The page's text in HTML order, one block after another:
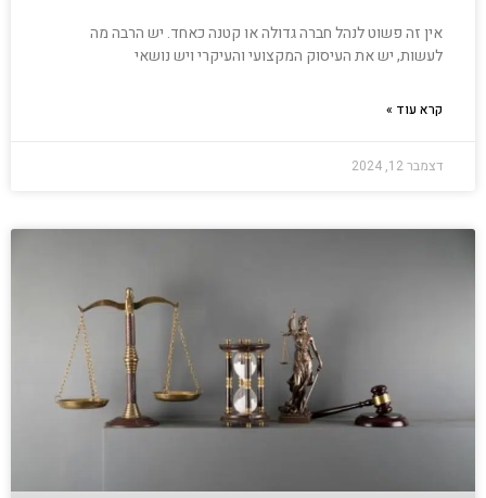
אין זה פשוט לנהל חברה גדולה או קטנה כאחד. יש הרבה מה
לעשות, יש את העיסוק המקצועי והעיקרי ויש נושאי
קרא עוד »
דצמבר 12, 2024